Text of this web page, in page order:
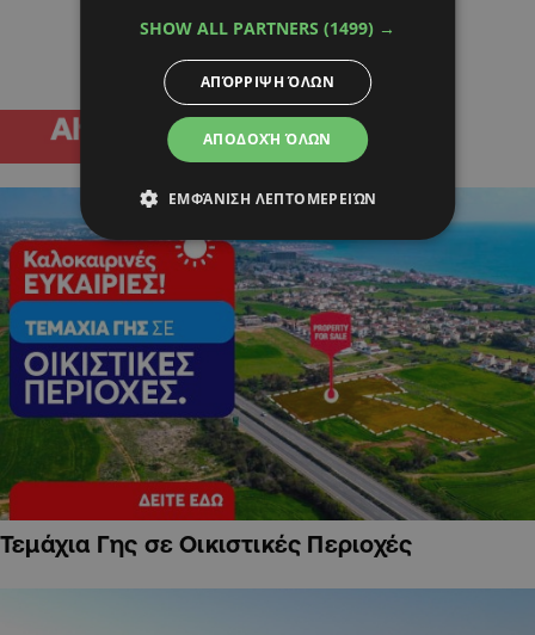
Τεμάχια Γης σε Οικιστικές Περιοχές
SHOW ALL PARTNERS (1499) →
ΑΠΟΔΟΧΉ ΌΛΩΝ
ΑΠΌΡΡΙΨΗ ΌΛΩΝ
ΕΜΦΆΝΙΣΗ ΛΕΠΤΟΜΕΡΕΙΏΝ